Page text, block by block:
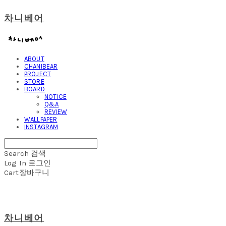
차니베어
ABOUT
CHANIBEAR
PROJECT
STORE
BOARD
NOTICE
Q&A
REVIEW
WALLPAPER
INSTAGRAM
Search 검색
Log In 로그인
Cart장바구니
차니베어